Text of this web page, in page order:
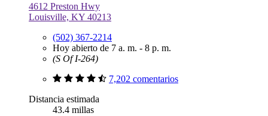
4612 Preston Hwy
Louisville, KY 40213
(502) 367-2214
Hoy abierto de 7 a. m. - 8 p. m.
(S Of I-264)
7,202 comentarios
Distancia estimada
43.4 millas